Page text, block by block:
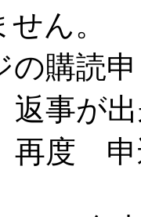
ん。
購読
返事が
再度